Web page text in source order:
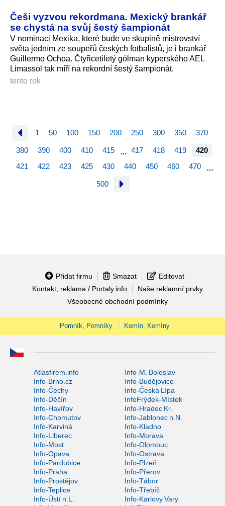
Češi vyzvou rekordmana. Mexický brankář
se chystá na svůj šestý šampionát
V nominaci Mexika, které bude ve skupině mistrovství
světa jedním ze soupeřů českých fotbalistů, je i brankář
Guillermo Ochoa. Čtyřicetiletý gólman kyperského AEL
Limassol tak míří na rekordní šestý šampionát.
tento rok
1 50 100 150 200 250 300 350 370
380 390 400 410 415 … 417 418 419
420
421
422 423 425 430 440 450 460 470 …
500
Přidat firmu Smazat
Editovat
Kontakt, reklama / Portaly.info
Naše reklamní prvky
Všeobecné obchodní podmínky
Pomník, Pomníky Komín, Komíny
Atlasfirem.info
Info-M. Boleslav
Info-Brno.cz
Info-Budějovice
Info-Čechy
Info-Česká Lípa
Info-Děčín
InfoFrýdek-Místek
Info-Havířov
Info-Hradec Kr.
Info-Chomutov
Info-Jablonec n.N.
Info-Karviná
Info-Kladno
Info-Liberec
Info-Morava
Info-Most
Info-Olomouc
Info-Opava
Info-Ostrava
Info-Pardubice
Info-Plzeň
Info-Praha
Info-Přerov
Info-Prostějov
Info-Tábor
Info-Teplice
Info-Třebíč
Info-Ústí n.L.
Info-Karlovy Vary